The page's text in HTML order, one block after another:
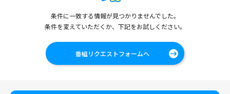
条件に一致する情報が見つかりませんでした。
条件を変えていただくか、下記をお試しください。
番組リクエストフォームへ